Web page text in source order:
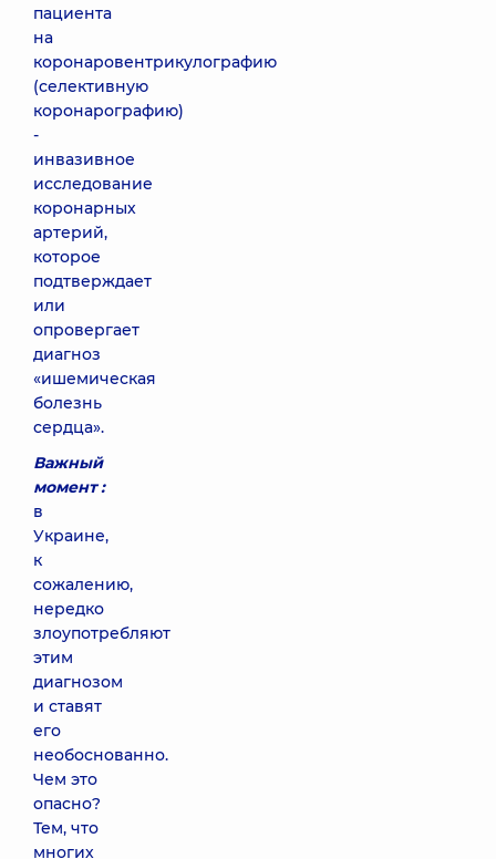
пациента
на
коронаровентрикулографию
(селективную
коронарографию)
-
инвазивное
исследование
коронарных
артерий,
которое
подтверждает
или
опровергает
диагноз
«ишемическая
болезнь
сердца».
Важный
момент :
в
Украине,
к
сожалению,
нередко
злоупотребляют
этим
диагнозом
и ставят
его
необоснованно.
Чем это
опасно?
Тем, что
многих